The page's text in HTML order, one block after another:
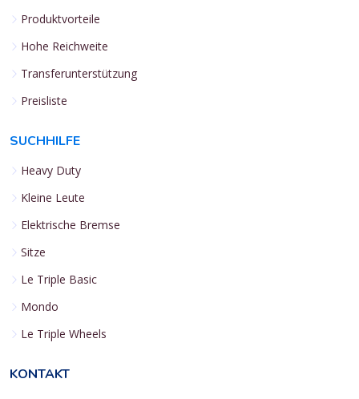
Produktvorteile
Hohe Reichweite
Transferunterstützung
Preisliste
SUCHHILFE
Heavy Duty
Kleine Leute
Elektrische Bremse
Sitze
Le Triple Basic
Mondo
Le Triple Wheels
KONTAKT